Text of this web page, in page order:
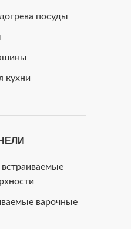
посуды
кухни
варочные